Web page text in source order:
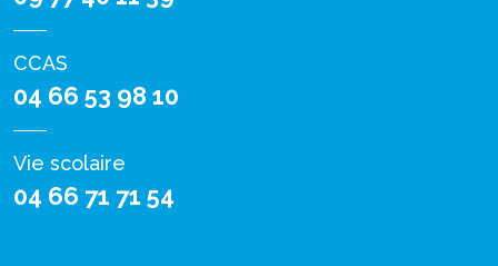
CCAS
04 66 53 98 10
Vie scolaire
04 66 71 71 54